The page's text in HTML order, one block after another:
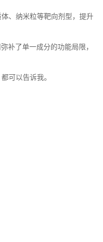
、纳米粒等靶向剂型，提升
补了单一成分的功能局限，
可以告诉我。